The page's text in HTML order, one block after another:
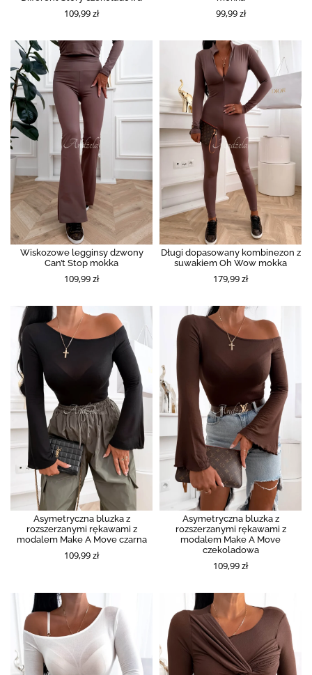
109,99 zł 99,99 zł
Wiskozowe legginsy dzwony
Can’t Stop mokka
109,99 zł
Długi dopasowany kombinezon z
suwakiem Oh Wow mokka
179,99 zł
Asymetryczna bluzka z
rozszerzanymi rękawami z
modalem Make A Move czarna
109,99 zł
Asymetryczna bluzka z
rozszerzanymi rękawami z
modalem Make A Move
czekoladowa
109,99 zł